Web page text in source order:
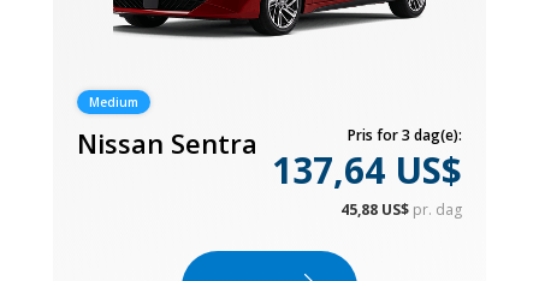
Medium
Nissan Sentra Pris for 3 dag(e):
137,64 US$
45,88 US$ pr. dag